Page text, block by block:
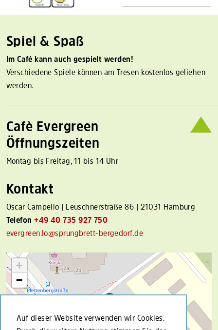
Auf dieser Website verwenden wir Cookies.
Spiel & Spaß
Im Café kann auch gespielt werden!
Verschiedene Spiele können am Tresen kostenlos geliehen
werden.
Cafè Evergreen
Öffnungszeiten
Montag bis Freitag, 11 bis 14 Uhr
Kontakt
Oscar Campello | Leuschnerstraße 86 | 21031 Hamburg
Telefon+49 40 735 927 750
evergreen.lo@sprungbrett-bergedorf.de
+
−